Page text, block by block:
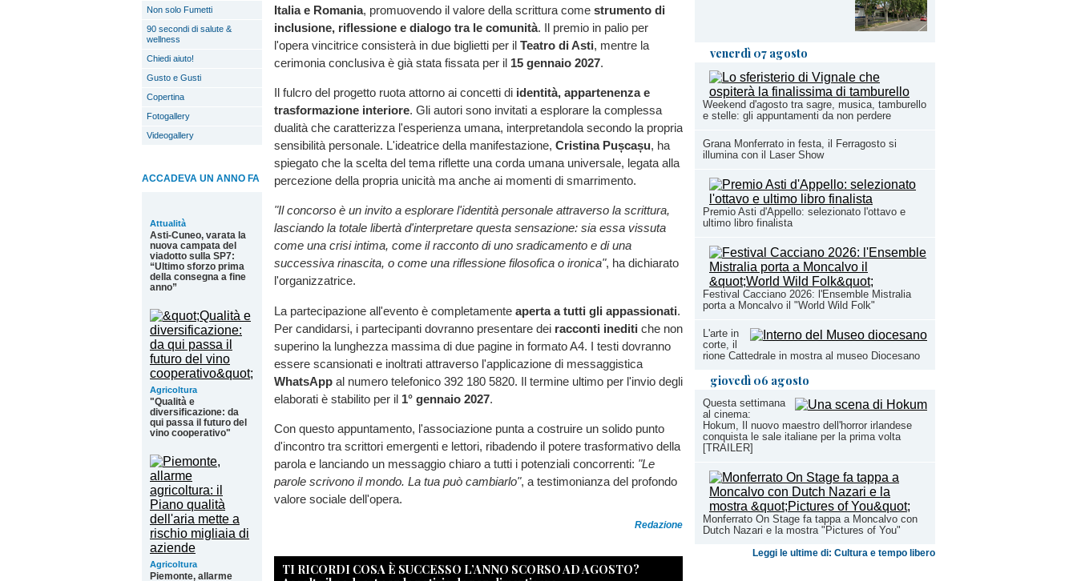
venerdì 07 agosto
Weekend d'agosto tra sagre, musica, tamburello
e stelle: gli appuntamenti da non perdere
Grana Monferrato in festa, il Ferragosto si
illumina con il Laser Show
Premio Asti d'Appello: selezionato l'ottavo e
ultimo libro finalista
Festival Cacciano 2026: l'Ensemble Mistralia
porta a Moncalvo il "World Wild Folk"
L'arte in
corte, il
rione Cattedrale in mostra al museo Diocesano
giovedì 06 agosto
Questa settimana
al cinema:
Hokum, Il nuovo maestro dell'horror irlandese
conquista le sale italiane per la prima volta
[TRAILER]
Monferrato On Stage fa tappa a Moncalvo con
Dutch Nazari e la mostra "Pictures of You"
Leggi le ultime di: Cultura e tempo libero
Non solo Fumetti
90 secondi di salute &
wellness
Chiedi aiuto!
Gusto e Gusti
Copertina
Fotogallery
Videogallery
ACCADEVA UN ANNO FA
Attualità
Asti-Cuneo, varata la
nuova campata del
viadotto sulla SP7:
“Ultimo sforzo prima
della consegna a fine
anno”
Agricoltura
"Qualità e
diversificazione: da
qui passa il futuro del
vino cooperativo"
Agricoltura
Piemonte, allarme
Italia e Romania, promuovendo il valore della scrittura come strumento di
inclusione, riflessione e dialogo tra le comunità. Il premio in palio per
l'opera vincitrice consisterà in due biglietti per il Teatro di Asti, mentre la
cerimonia conclusiva è già stata fissata per il 15 gennaio 2027.
Il fulcro del progetto ruota attorno ai concetti di identità, appartenenza e
trasformazione interiore. Gli autori sono invitati a esplorare la complessa
dualità che caratterizza l'esperienza umana, interpretandola secondo la propria
sensibilità personale. L'ideatrice della manifestazione, Cristina Pușcașu, ha
spiegato che la scelta del tema riflette una corda umana universale, legata alla
percezione della propria unicità ma anche ai momenti di smarrimento.
"Il concorso è un invito a esplorare l'identità personale attraverso la scrittura,
lasciando la totale libertà d'interpretare questa sensazione: sia essa vissuta
come una crisi intima, come il racconto di uno sradicamento e di una
successiva rinascita, o come una riflessione filosofica o ironica", ha dichiarato
l'organizzatrice.
La partecipazione all'evento è completamente aperta a tutti gli appassionati.
Per candidarsi, i partecipanti dovranno presentare dei racconti inediti che non
superino la lunghezza massima di due pagine in formato A4. I testi dovranno
essere scansionati e inoltrati attraverso l'applicazione di messaggistica
WhatsApp al numero telefonico 392 180 5820. Il termine ultimo per l'invio degli
elaborati è stabilito per il 1° gennaio 2027.
Con questo appuntamento, l'associazione punta a costruire un solido punto
d'incontro tra scrittori emergenti e lettori, ribadendo il potere trasformativo della
parola e lanciando un messaggio chiaro a tutti i potenziali concorrenti: "Le
parole scrivono il mondo. La tua può cambiarlo", a testimonianza del profondo
valore sociale dell'opera.
Redazione
TI RICORDI COSA È SUCCESSO L’ANNO SCORSO AD AGOSTO?